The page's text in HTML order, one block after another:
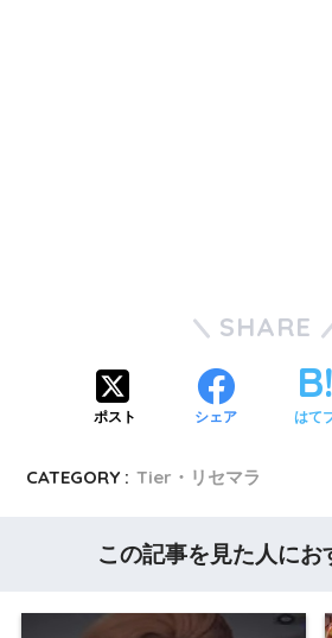
SHARE
ポスト シェア はて
CATEGORY : Tier・リセマラ
この記事を見た人にお